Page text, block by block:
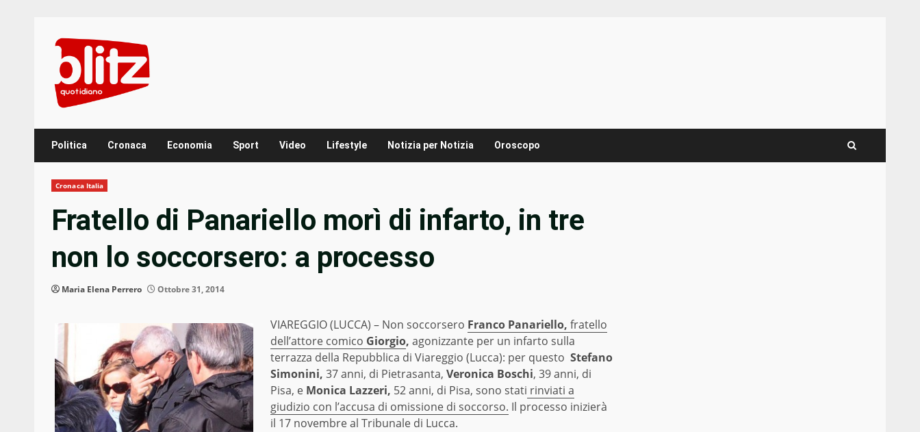
content
Politica Cronaca Economia Sport Video Lifestyle Notizia per Notizia Oroscopo
Cronaca Italia
Fratello di Panariello morì di infarto, in tre
non lo soccorsero: a processo
Maria Elena Perrero Ottobre 31, 2014
VIAREGGIO (LUCCA) – Non soccorsero Franco Panariello, fratello
dell’attore comico Giorgio, agonizzante per un infarto sulla
terrazza della Repubblica di Viareggio (Lucca): per questo Stefano
Simonini, 37 anni, di Pietrasanta, Veronica Boschi, 39 anni, di
Pisa, e Monica Lazzeri, 52 anni, di Pisa, sono stati rinviati a
giudizio con l’accusa di omissione di soccorso. Il processo inizierà
il 17 novembre al Tribunale di Lucca.